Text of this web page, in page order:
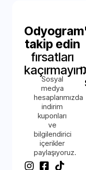
takip edin
fırsatları
kaçırmayın.
Sosyal
medya
hesaplarımızda
indirim
kuponları
ve
bilgilendirici
içerikler
paylaşıyoruz.